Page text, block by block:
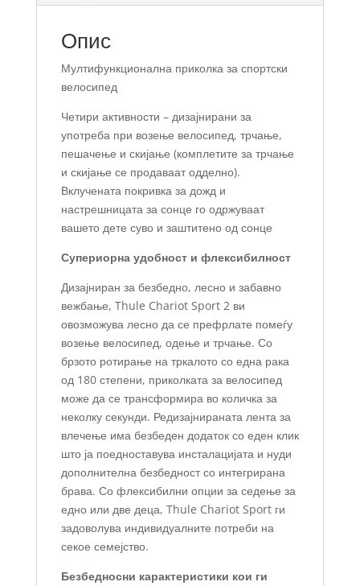
Опис
Мултифункционална приколка за спортски
велосипед
Четири активности – дизајнирани за
употреба при возење велосипед, трчање,
пешачење и скијање (комплетите за трчање
и скијање се продаваат одделно).
Вклучената покривка за дожд и
настрешницата за сонце го одржуваат
вашето дете суво и заштитено од сонце
Супериорна удобност и флексибилност
Дизајниран за безбедно, лесно и забавно
вежбање, Thule Chariot Sport 2 ви
овозможува лесно да се префрлате помеѓу
возење велосипед, одење и трчање. Со
брзото ротирање на тркалото со една рака
од 180 степени, приколката за велосипед
може да се трансформира во количка за
неколку секунди. Редизајнираната лента за
влечење има безбеден додаток со еден клик
што ја поедноставува инсталацијата и нуди
дополнителна безбедност со интегрирана
брава. Со флексибилни опции за седење за
едно или две деца, Thule Chariot Sport ги
задоволува индивидуалните потреби на
секое семејство.
Безбедносни карактеристики кои ги